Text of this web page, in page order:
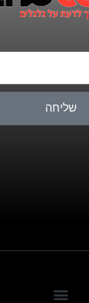
שליחה